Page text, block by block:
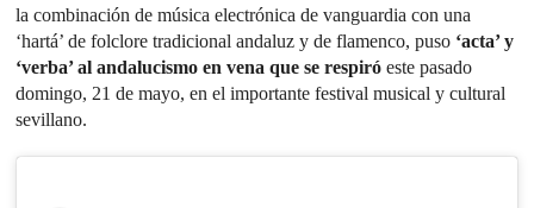
la combinación de música electrónica de vanguardia con una
‘hartá’ de folclore tradicional andaluz y de flamenco, puso ‘acta’ y
‘verba’ al andalucismo en vena que se respiró este pasado
domingo, 21 de mayo, en el importante festival musical y cultural
sevillano.